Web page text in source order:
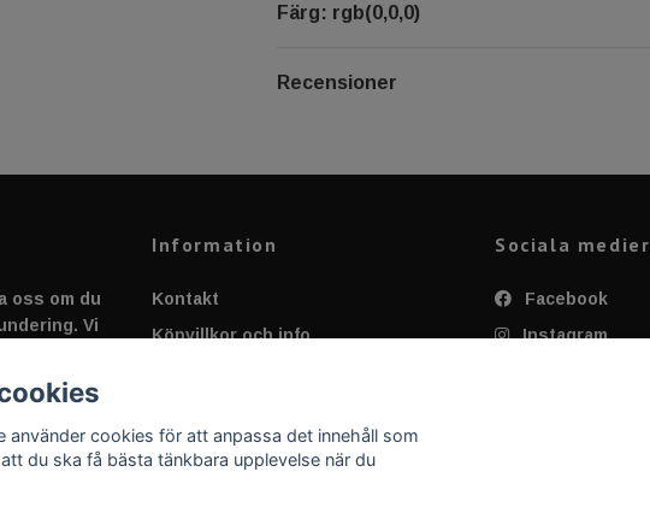
Färg: rgb(0,0,0)
Recensioner
oss om du
Vi
Information
Kontakt
Köpvillkor och info
Applicering av Dekal
Sociala medier
Facebook
Instagram
använder cookies för att anpassa det innehåll som
du ska få bästa tänkbara upplevelse när du